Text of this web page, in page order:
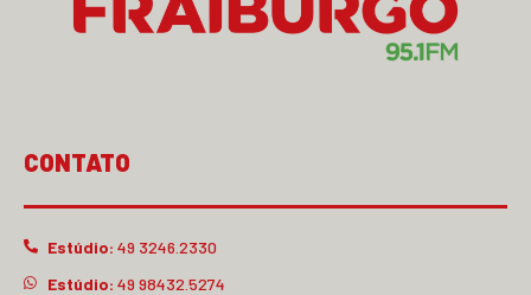
CONTATO
Estúdio: 49 3246.2330
Estúdio: 49 98432.5274